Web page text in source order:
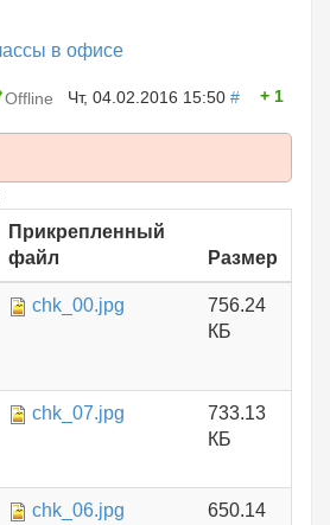
в офисе
Offline Чт, 04.02.2016 15:50 # 1
Прикрепленный
файл
Размер
chk_00.jpg
756.24
КБ
chk_07.jpg
733.13
КБ
chk_06.jpg
650.14